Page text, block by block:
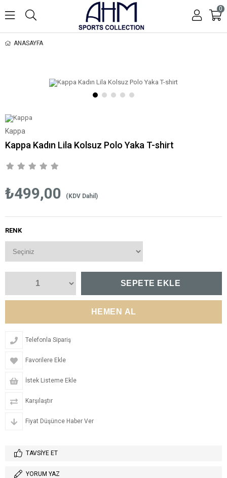
0
ANASAYFA
Kappa
Kappa Kadın Lila Kolsuz Polo Yaka T-shirt
₺499,00 (KDV Dahil)
RENK
Telefonla Sipariş
Favorilere Ekle
İstek Listeme Ekle
Karşılaştır
Fiyat Düşünce Haber Ver
TAVSIYE ET
YORUM YAZ